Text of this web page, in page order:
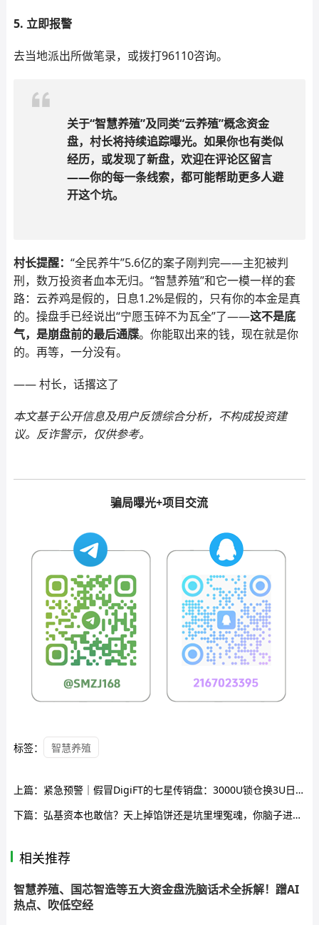
5. 立即报警
去当地派出所做笔录，或拨打96110咨询。
关于“智慧养殖”及同类“云养殖”概念资金
盘，村长将持续追踪曝光。如果你也有类似
经历，或发现了新盘，欢迎在评论区留言
——你的每一条线索，都可能帮助更多人避
开这个坑。
村长提醒： “全民养牛”5.6亿的案子刚判完——主犯被判
刑，数万投资者血本无归。“智慧养殖”和它一模一样的套
路：云养鸡是假的，日息1.2%是假的，只有你的本金是真
的。操盘手已经说出“宁愿玉碎不为瓦全”了——这不是底
气，是崩盘前的最后通牒。你能取出来的钱，现在就是你
的。再等，一分没有。
—— 村长，话撂这了
本文基于公开信息及用户反馈综合分析，不构成投资建
议。反诈警示，仅供参考。
骗局曝光+项目交流
标签： 智慧养殖
上篇： 紧急预警｜假冒DigiFT的七星传销盘：3000U锁仓换3U日分红，顶级七星要押41.8万U
下篇： 弘基资本也敢信？天上掉馅饼还是坑里埋冤魂，你脑子进水了吗
相关推荐
智慧养殖、国芯智造等五大资金盘洗脑话术全拆解！蹭AI
热点、吹低空经